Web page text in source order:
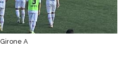
A